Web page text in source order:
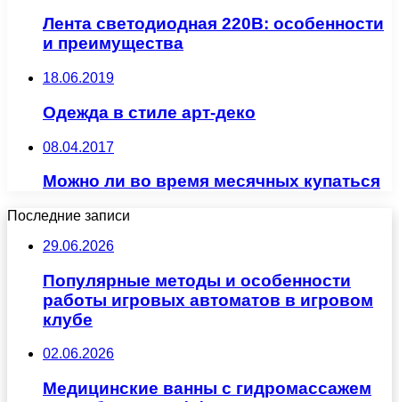
Лента светодиодная 220В: особенности
и преимущества
18.06.2019
Одежда в стиле арт-деко
08.04.2017
Можно ли во время месячных купаться
Последние записи
29.06.2026
Популярные методы и особенности
работы игровых автоматов в игровом
клубе
02.06.2026
Медицинские ванны с гидромассажем